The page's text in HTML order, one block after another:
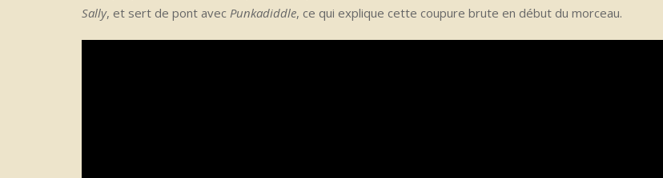
Sally, et sert de pont avec Punkadiddle, ce qui explique cette coupure brute en début du morceau.